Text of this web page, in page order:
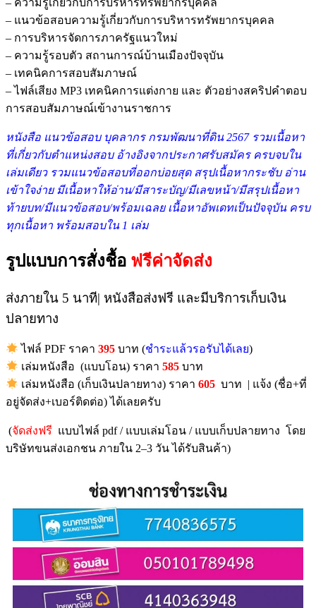
– แนวข้อสอบความรู้เกี่ยวกับการบริหารทรัพยากรบุคคล
– การบริหารจัดการภาครัฐแนวใหม่
– ความรู้รอบตัว สถานการณ์บ้านเมืองปัจจุบัน
– เทคนิคการสอบสัมภาษณ์
– ไฟล์เสียง MP3 เทคนิคการแต่งกาย และ ตัวอย่างสคริปคำตอบ
การสอบสัมภาษณ์เข้างานราชการ
หนังสือ แนวข้อสอบ บุคลากร กรมพัฒนาที่ดิน 2567 รวมเนื้อหา
ที่เกี่ยวกับตำแหน่งสอบ อ้างอิงจากประกาศรับสมัคร ครบจบใน
เล่มเดียว รวมแนวข้อสอบที่ออกบ่อยสุด สรุปเนื้อหากระชับ อ่าน
เข้าใจง่าย มีเนื้อหาให้อ่าน/มีสาระบัญ/มีเลขหน้า/มีสรุปเนื้อหา
ท้ายบท/มีแนวข้อสอบ/พร้อมเฉลย เนื้อหาอัพเดทเป็นปัจจุบัน ครบ
ทุกเนื้อหา พร้อมสอบใน 1 เล่ม
รูปแบบการสั่งชื้อ ฟรีค่าจัดส่ง
ส่งภายใน 5 นาที| หนังสือส่งฟรี และมีบริการเก็บเงิน
ปลายทาง
ไฟล์ PDF ราคา395 บาท (ชำระแล้วรอรับได้เลย)
เล่มหนังสือ (แบบโอน) ราคา585 บาท
เล่มหนังสือ (เก็บเงินปลายทาง) ราคา605 บาท | แจ้ง (ชื่อ+ที่
อยู่จัดส่ง+เบอร์ติดต่อ) ได้เลยครับ
(จัดส่งฟรี แบบไฟล์ pdf / แบบเล่มโอน / แบบเก็บปลายทาง โดย
บริษัทขนส่งเอกชน ภายใน 2–3 วัน ได้รับสินค้า)